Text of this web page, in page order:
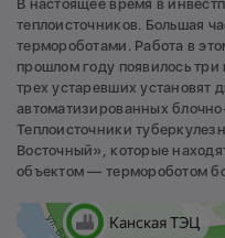
В настоящее время в
теплоисточников. Большая
термороботами. Работа в
прошлом году появилось
трех устаревших установят
автоматизированных
Теплоисточники
Восточный», которые
объектом — термороботом